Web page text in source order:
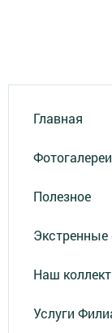
Главная
Фотогалереи
Полезное
Наш
Услуги